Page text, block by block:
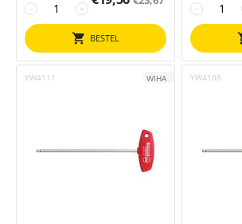
+
−
BESTEL
−
YW4111 WIHA YW4108